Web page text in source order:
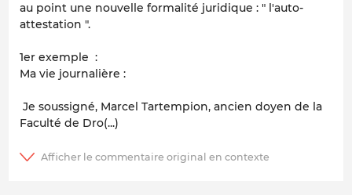
au point une nouvelle formalité juridique : " l'auto-
attestation ".
1er exemple :
Ma vie journalière :
Je soussigné, Marcel Tartempion, ancien doyen de la
Faculté de Dro(...)